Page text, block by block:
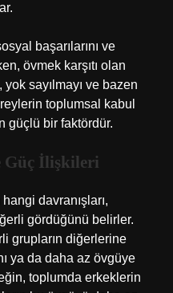
başarılarını ve
övmek karşıtı olan
sayılmayı ve bazen
toplumsal kabul
güçlü bir faktördür.
Güç İlişkileri
davranışları,
gördüğünü belirler.
grupların diğerlerine
ya da daha az övgüye
toplumda erkeklerin